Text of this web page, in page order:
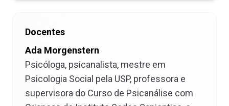
Docentes
Ada Morgenstern
Psicóloga, psicanalista, mestre em
Psicologia Social pela USP, professora e
supervisora do Curso de Psicanálise com